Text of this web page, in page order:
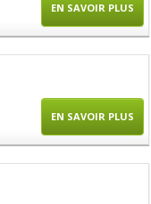
EN SAVOIR PLUS
EN SAVOIR PLUS